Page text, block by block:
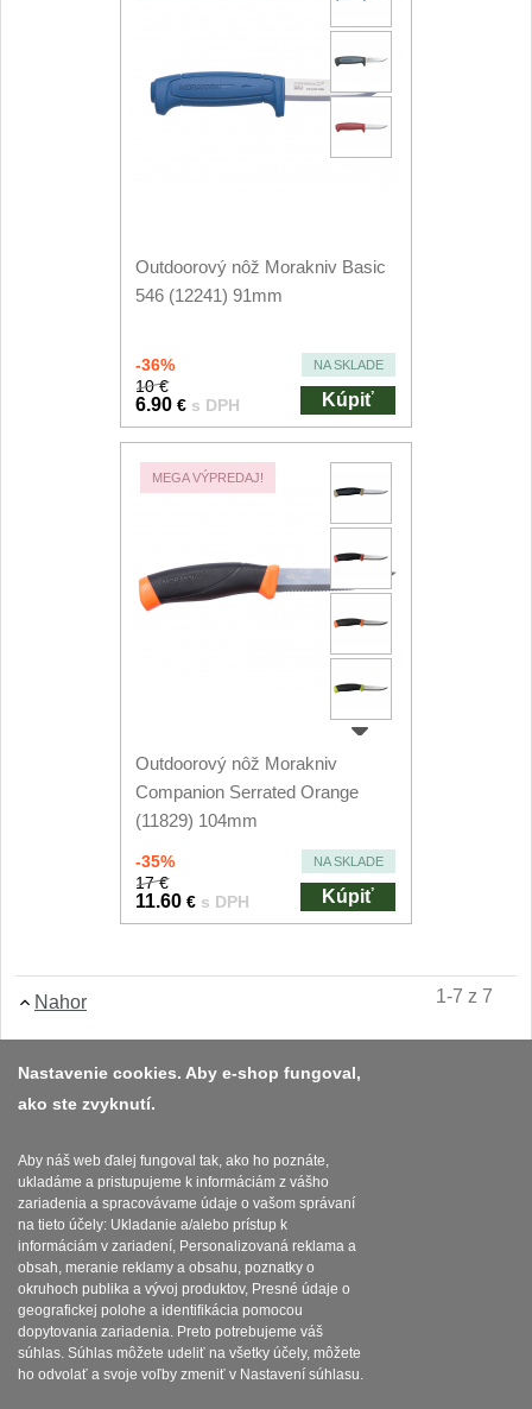
Outdoorový nôž Morakniv Basic
546 (12241) 91mm
-36% NA SKLADE
10 €
6.90 € s DPH Kúpiť
MEGA VÝPREDAJ!
Outdoorový nôž Morakniv
Companion Serrated Orange
(11829) 104mm
-35% NA SKLADE
17 €
11.60 € s DPH Kúpiť
Nahor 1-7 z 7
Platba a dodávka
Obchodní podmínky
Zasady zpracovani osobnich udaju
Reklamační řád
Nastavenie cookies. Aby e-shop fungoval,
ako ste zvyknutí.
Aby náš web ďalej fungoval tak, ako ho poznáte,
ukladáme a pristupujeme k informáciám z vášho
zariadenia a spracovávame údaje o vašom správaní
na tieto účely: Ukladanie a/alebo prístup k
informáciám v zariadení, Personalizovaná reklama a
obsah, meranie reklamy a obsahu, poznatky o
okruhoch publika a vývoj produktov, Presné údaje o
geografickej polohe a identifikácia pomocou
dopytovania zariadenia. Preto potrebujeme váš
súhlas. Súhlas môžete udeliť na všetky účely, môžete
ho odvolať a svoje voľby zmeniť v Nastavení súhlasu.